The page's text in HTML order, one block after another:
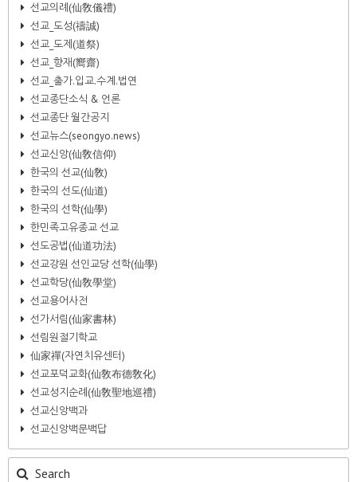
선교의례(仙敎儀禮)
선교_도성(禱誠)
선교_도제(道祭)
선교_향재(嚮齋)
선교_출가.입교.수계.법연
선교종단소식 & 언론
선교종단 월간공지
선교뉴스(seongyo.news)
선교신앙(仙敎信仰)
한국의 선교(仙敎)
한국의 선도(仙道)
한국의 선학(仙學)
한민족고유종교 선교
선도공법(仙道功法)
선교강원 선인교당 선학(仙學)
선교학당(仙敎學堂)
선교용어사전
선가서림(仙家書林)
선림원절기학교
仙家禪(자연치유센터)
선교포덕교화(仙敎布德敎化)
선교성지순례(仙敎聖地巡禮)
선교신앙백과
선교신앙백문백답
Search